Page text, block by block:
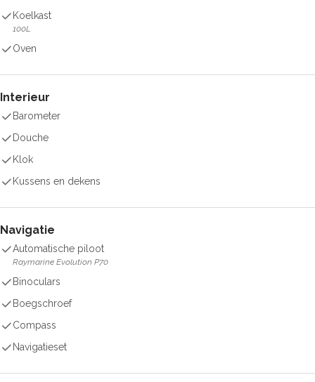
Koelkast
100L
Oven
Interieur
Barometer
Douche
Klok
Kussens en dekens
Navigatie
Automatische piloot
Raymarine Evolution P70
Binoculars
Boegschroef
Compass
Navigatieset